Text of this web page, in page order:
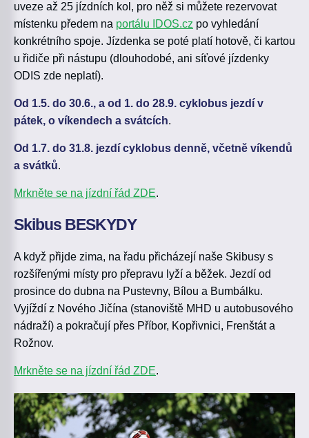
uveze až 25 jízdních kol, pro něž si můžete rezervovat
místenku předem na portálu IDOS.cz po vyhledání
konkrétního spoje. Jízdenka se poté platí hotově, či kartou
u řidiče při nástupu (dlouhodobé, ani síťové jízdenky
ODIS zde neplatí).
Od 1.5. do 30.6., a od 1. do 28.9. cyklobus jezdí v
pátek, o víkendech a svátcích.
Od 1.7. do 31.8. jezdí cyklobus denně, včetně víkendů
a svátků.
Mrkněte se na jízdní řád ZDE.
Skibus BESKYDY
A když přijde zima, na řadu přicházejí naše Skibusy s
rozšířenými místy pro přepravu lyží a běžek. Jezdí od
prosince do dubna na Pustevny, Bílou a Bumbálku.
Vyjíždí z Nového Jičína (stanoviště MHD u autobusového
nádraží) a pokračují přes Příbor, Kopřivnici, Frenštát a
Rožnov.
Mrkněte se na jízdní řád ZDE.